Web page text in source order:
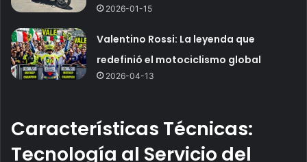
2026-01-15
Valentino Rossi: La leyenda que
redefinió el motociclismo global
2026-04-13
Características Técnicas:
Tecnología al Servicio del